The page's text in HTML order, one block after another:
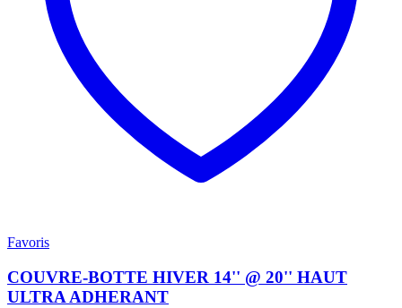
Favoris
COUVRE-BOTTE HIVER 14'' @ 20'' HAUT
ULTRA ADHERANT